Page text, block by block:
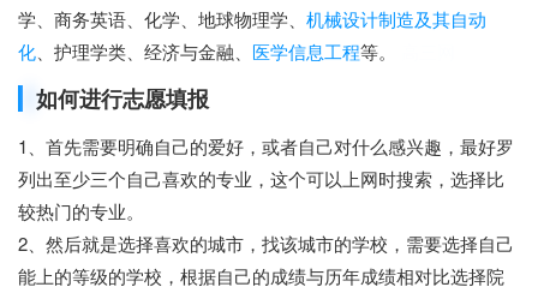
学、商务英语、化学、地球物理学、 机械设计制造及其自动
化 、护理学类、经济与金融、 医学信息工程等。
如何进行志愿填报
1、首先需要明确自己的爱好，或者自己对什么感兴趣，最好罗
列出至少三个自己喜欢的专业，这个可以上网时搜索，选择比
较热门的专业。
2、然后就是选择喜欢的城市，找该城市的学校，需要选择自己
能上的等级的学校，根据自己的成绩与历年成绩相对比选择院